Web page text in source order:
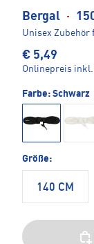
Bergal ·
Unisex Zubehör
€ 5,49
Onlinepreis inkl.
Farbe: Schwarz
Größe:
140 CM